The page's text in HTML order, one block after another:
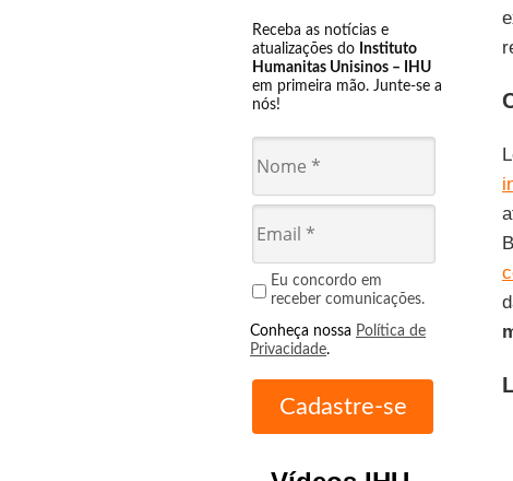
Receba as notícias e
atualizações do Instituto
Humanitas Unisinos – IHU
em primeira mão. Junte-se a
nós!
Eu concordo em
receber comunicações.
Conheça nossa Política de
Privacidade.